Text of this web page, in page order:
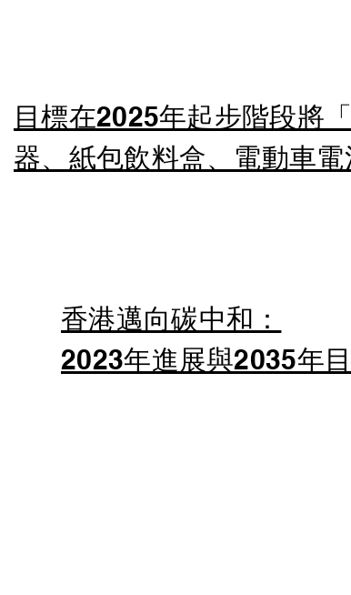
目標在2025年起步階段將
器、紙包飲料盒、電動車
香港邁向碳中和：
2023年進展與2035年